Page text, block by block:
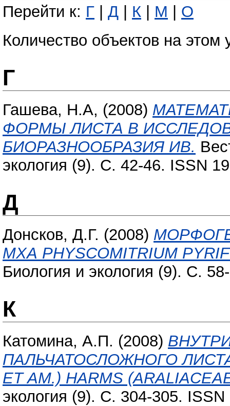
Перейти к: Г | Д | К | М | О
Количество объектов на этом
Г
Гашева, Н.А, (2008)
ФОРМЫ ЛИСТА В
БИОРАЗНООБРАЗИЯ ИВ.
экология (9). С. 42-46. ISSN
Д
Донсков, Д.Г. (2008)
МХА PHYSCOMITRIUM
Биология и экология (9). С.
К
Катомина, А.П. (2008)
ПАЛЬЧАТОСЛОЖНОГО ЛИСТА
ET AM.) HARMS
экология (9). С. 304-305.